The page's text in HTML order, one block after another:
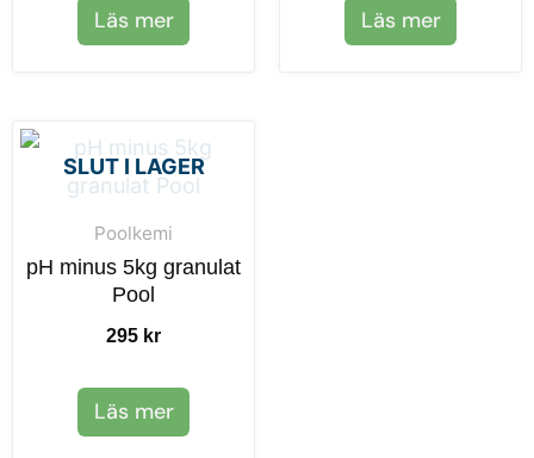
Läs mer Läs mer
SLUT I LAGER
Poolkemi
pH minus 5kg granulat
Pool
295 kr
Läs mer